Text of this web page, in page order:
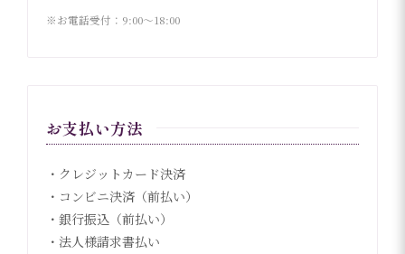
※お電話受付：9:00〜18:00
お支払い方法
・クレジットカード決済
・コンビニ決済（前払い）
・銀行振込（前払い）
・法人様請求書払い